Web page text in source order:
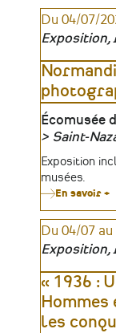
:
Du 04/07/
Exposition,
Lieu
Écomusée
Saint-
Tarifs
Exposition
musées.
En savoir +
Du 04/07
Exposition,
« 1936 :
les